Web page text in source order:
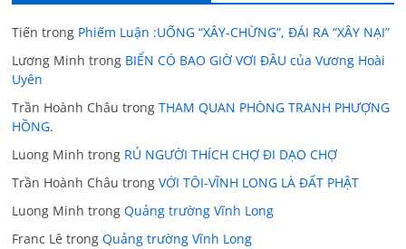
Tiến trong Phiếm Luận :UỐNG “XÂY-CHỪNG”, ĐÁI RA “XÂY NẠI”
Lương Minh trong BIỂN CÓ BAO GIỜ VƠI ĐÂU của Vương Hoài
Uyên
Trần Hoành Châu trongTHAM QUAN PHÒNG TRANH PHƯỢNG
HỒNG.
Luong Minh trong RỦ NGƯỜI THÍCH CHỢ ĐI DẠO CHỢ
Trần Hoành Châu trongVỚI TÔI-VĨNH LONG LÀ ĐẤT PHẬT
Luong Minh trongQuảng trường Vĩnh Long
Franc Lê trongQuảng trường Vĩnh Long